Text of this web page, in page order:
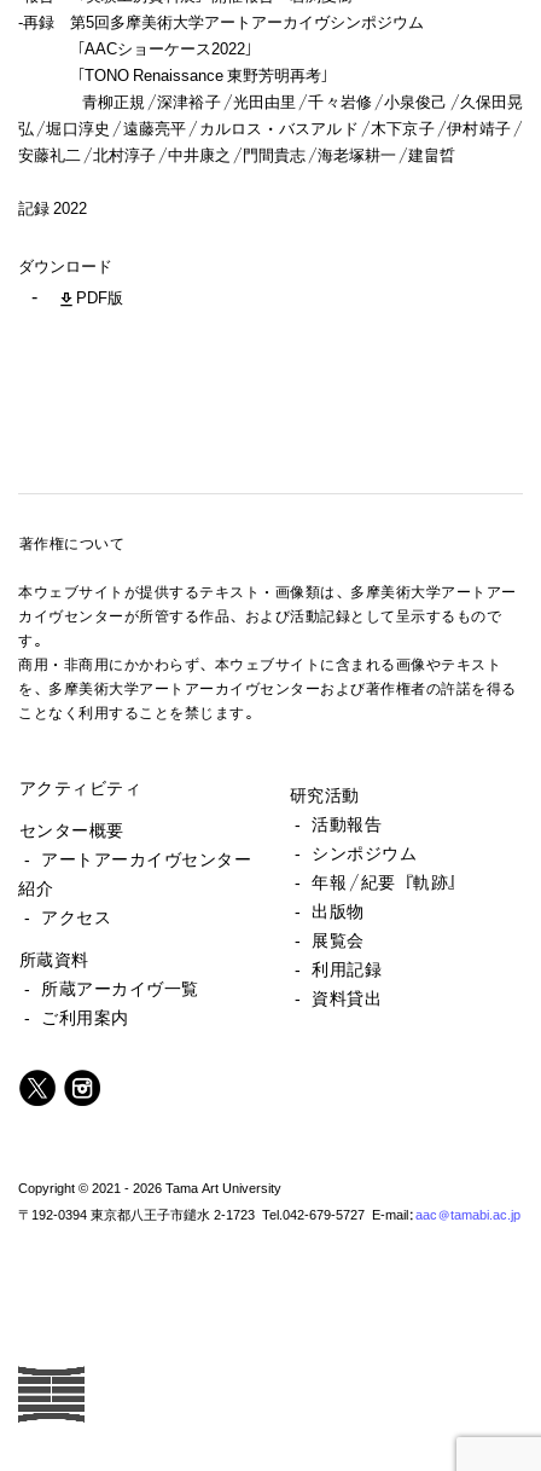
-再録 第5回多摩美術大学アートアーカイヴシンポジウム
「AACショーケース2022」
「TONO Renaissance 東野芳明再考」
青柳正規／深津裕子／光田由里／千々岩修／小泉俊己／久保田晃
弘／堀口淳史／遠藤亮平／カルロス・バスアルド／木下京子／伊村靖子／
安藤礼二／北村淳子／中井康之／門間貴志／海老塚耕一／建畠晢
記録 2022
ダウンロード
PDF版
著作権について
本ウェブサイトが提供するテキスト・画像類は、多摩美術大学アートアー
カイヴセンターが所管する作品、および活動記録として呈示するもので
す。
商用・非商用にかかわらず、本ウェブサイトに含まれる画像やテキスト
を、多摩美術大学アートアーカイヴセンターおよび著作権者の許諾を得る
ことなく利用することを禁じます。
アクティビティ
センター概要
- アートアーカイヴセンター
紹介
- アクセス
所蔵資料
- 所蔵アーカイヴ一覧
- ご利用案内
研究活動
- 活動報告
- シンポジウム
- 年報／紀要『軌跡』
- 出版物
- 展覧会
- 利用記録
- 資料貸出
Copyright © 2021 - 2026 Tama Art University
〒192-0394 東京都八王子市鑓水 2-1723 Tel.042-679-5727 E-mail:aac@tamabi.ac.jp